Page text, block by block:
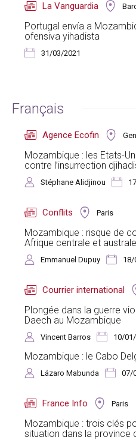
La Vanguardia
Portugal envía a
ofensiva yihadista
31/03/2021
Français
Agence Ecofin
Mozambique : les Etats-
contre l’insurrection
Stéphane Alidjinou
Conflits Paris
Mozambique : risque de
Afrique centrale et australe
Emmanuel Dupuy 18/
Courrier international
Plongée dans la guerre
Daech au Mozambique
Vincent Barros 10/
Mozambique : le Cabo
Lázaro Mabunda 07/
France Info Paris
Mozambique : trois clés
situation dans la province